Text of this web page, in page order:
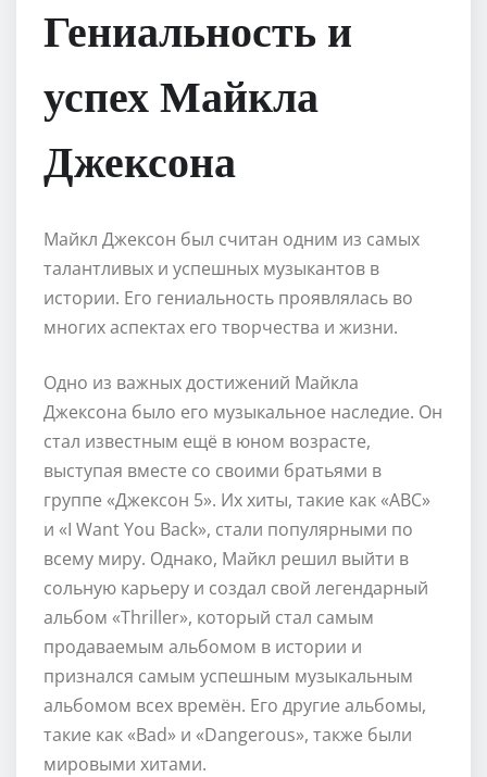
Гениальность и
успех Майкла
Джексона
Майкл Джексон был считан одним из самых
талантливых и успешных музыкантов в
истории. Его гениальность проявлялась во
многих аспектах его творчества и жизни.
Одно из важных достижений Майкла
Джексона было его музыкальное наследие. Он
стал известным ещё в юном возрасте,
выступая вместе со своими братьями в
группе «Джексон 5». Их хиты, такие как «ABC»
и «I Want You Back», стали популярными по
всему миру. Однако, Майкл решил выйти в
сольную карьеру и создал свой легендарный
альбом «Thriller», который стал самым
продаваемым альбомом в истории и
признался самым успешным музыкальным
альбомом всех времён. Его другие альбомы,
такие как «Bad» и «Dangerous», также были
мировыми хитами.